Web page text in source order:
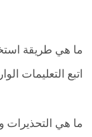
ما هي طريقة
اتبع التعليمات
ما هي التحذيرات